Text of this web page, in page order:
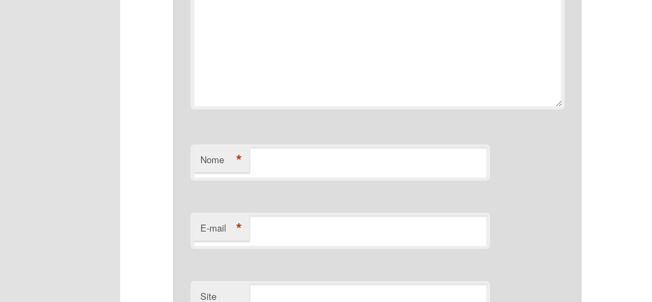
Nome *
E-mail *
Site